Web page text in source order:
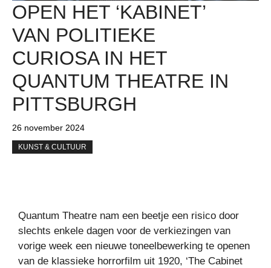
OPEN HET ‘KABINET’
VAN POLITIEKE
CURIOSA IN HET
QUANTUM THEATRE IN
PITTSBURGH
26 november 2024
KUNST & CULTUUR
Quantum Theatre nam een ​​beetje een risico door
slechts enkele dagen voor de verkiezingen van
vorige week een nieuwe toneelbewerking te openen
van de klassieke horrorfilm uit 1920, ‘The Cabinet